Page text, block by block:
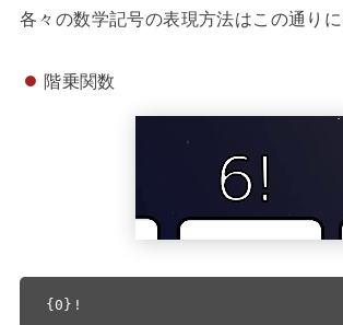
各々の数学記号の表現方法はこの通り
階乗関数
{0}!